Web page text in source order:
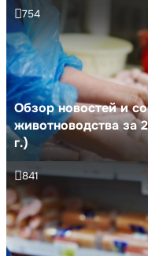
Обзор новостей и
животноводства за
г.)
754
841